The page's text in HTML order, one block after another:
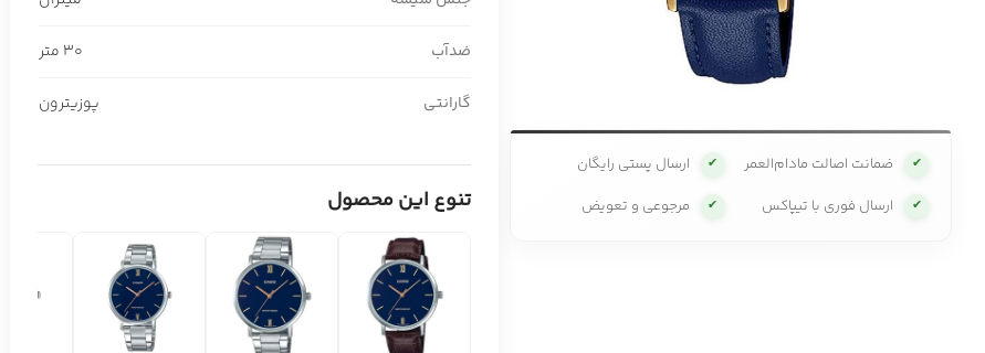
✔ ضمانت اصالت مادام‌العمر ✔ ارسال پستی رایگان
✔ ارسال فوری با تیپاکس ✔ مرجوعی و تعویض
ضدآب 30 متر
گارانتی پوزیترون
تنوع این محصول